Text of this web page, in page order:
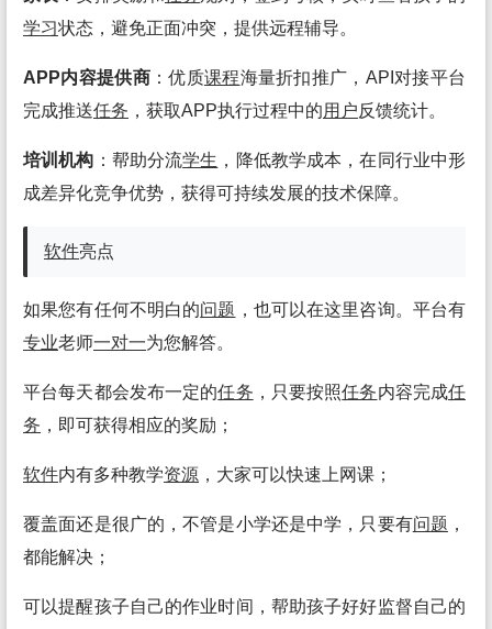
学习状态，避免正面冲突，提供远程辅导。
APP内容提供商：优质课程海量折扣推广，API对接平台
完成推送任务 ，获取APP执行过程中的用户反馈统计。
培训机构 ：帮助分流学生 ，降低教学成本，在同行业中形
成差异化竞争优势，获得可持续发展的技术保障。
软件亮点
如果您有任何不明白的问题 ，也可以在这里咨询。平台有
专业老师一对一为您解答。
平台每天都会发布一定的任务 ，只要按照任务内容完成任
务 ，即可获得相应的奖励；
软件内有多种教学资源 ，大家可以快速上网课；
覆盖面还是很广的，不管是小学还是中学，只要有问题 ，
都能解决；
可以提醒孩子自己的作业时间，帮助孩子好好监督自己的